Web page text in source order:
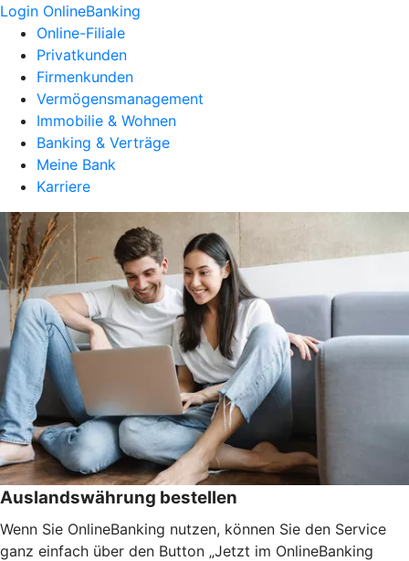
Login OnlineBanking
Online-Filiale
Privatkunden
Firmenkunden
Vermögensmanagement
Immobilie & Wohnen
Banking & Verträge
Meine Bank
Karriere
Auslandswährung bestellen
Wenn Sie OnlineBanking nutzen, können Sie den Service
ganz einfach über den Button „Jetzt im OnlineBanking